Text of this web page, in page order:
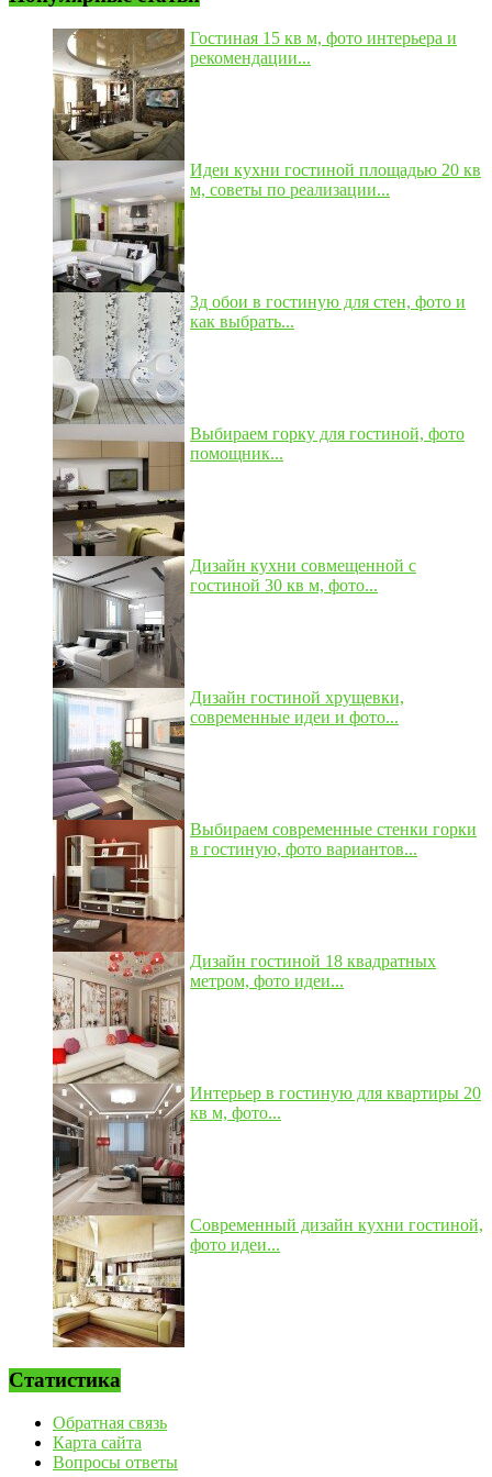
Гостиная 15 кв м, фото интерьера и
рекомендации...
Идеи кухни гостиной площадью 20 кв
м, советы по реализации...
3д обои в гостиную для стен, фото и
как выбрать...
Выбираем горку для гостиной, фото
помощник...
Дизайн кухни совмещенной с
гостиной 30 кв м, фото...
Дизайн гостиной хрущевки,
современные идеи и фото...
Выбираем современные стенки горки
в гостиную, фото вариантов...
Дизайн гостиной 18 квадратных
метром, фото идеи...
Интерьер в гостиную для квартиры 20
кв м, фото...
Современный дизайн кухни гостиной,
фото идеи...
Статистика
Обратная связь
Карта сайта
Вопросы ответы